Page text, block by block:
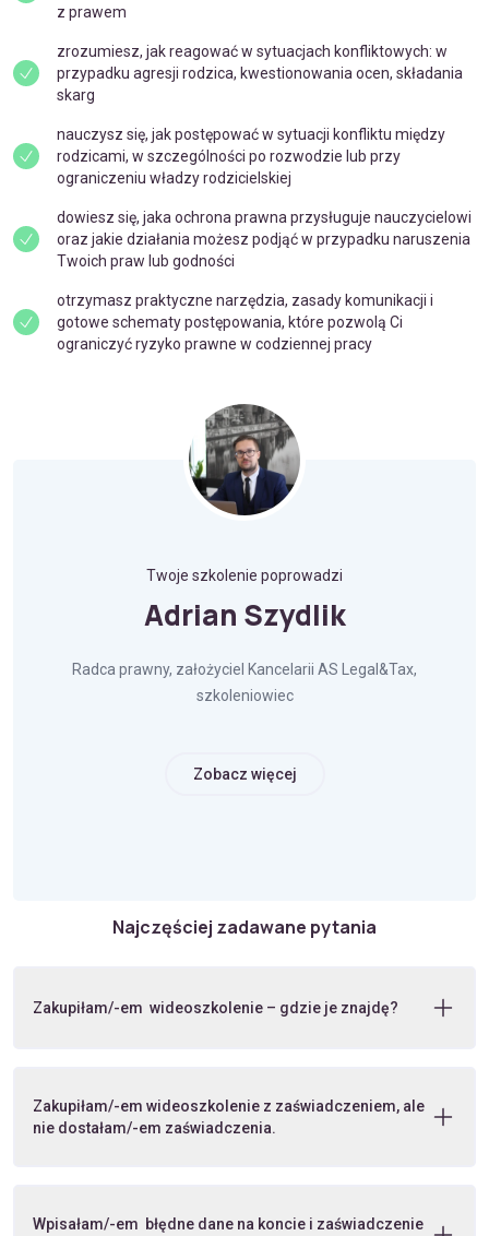
z prawem
zrozumiesz, jak reagować w sytuacjach konfliktowych: w
przypadku agresji rodzica, kwestionowania ocen, składania
skarg
nauczysz się, jak postępować w sytuacji konfliktu między
rodzicami, w szczególności po rozwodzie lub przy
ograniczeniu władzy rodzicielskiej
dowiesz się, jaka ochrona prawna przysługuje nauczycielowi
oraz jakie działania możesz podjąć w przypadku naruszenia
Twoich praw lub godności
otrzymasz praktyczne narzędzia, zasady komunikacji i
gotowe schematy postępowania, które pozwolą Ci
ograniczyć ryzyko prawne w codziennej pracy
Twoje szkolenie poprowadzi
Adrian Szydlik
Radca prawny, założyciel Kancelarii AS Legal&Tax,
szkoleniowiec
Zobacz więcej
Najczęściej zadawane pytania
Zakupiłam/-em wideoszkolenie – gdzie je znajdę?
Zakupiłam/-em wideoszkolenie z zaświadczeniem, ale
nie dostałam/-em zaświadczenia.
Wpisałam/-em błędne dane na koncie i zaświadczenie